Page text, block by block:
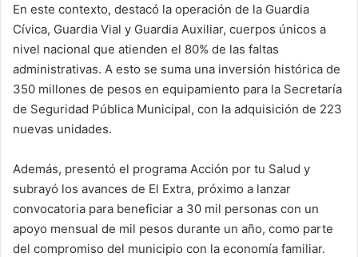
En este contexto, destacó la operación de la Guardia
Cívica, Guardia Vial y Guardia Auxiliar, cuerpos únicos a
nivel nacional que atienden el 80% de las faltas
administrativas. A esto se suma una inversión histórica de
350 millones de pesos en equipamiento para la Secretaría
de Seguridad Pública Municipal, con la adquisición de 223
nuevas unidades.
Además, presentó el programa Acción por tu Salud y
subrayó los avances de El Extra, próximo a lanzar
convocatoria para beneficiar a 30 mil personas con un
apoyo mensual de mil pesos durante un año, como parte
del compromiso del municipio con la economía familiar.